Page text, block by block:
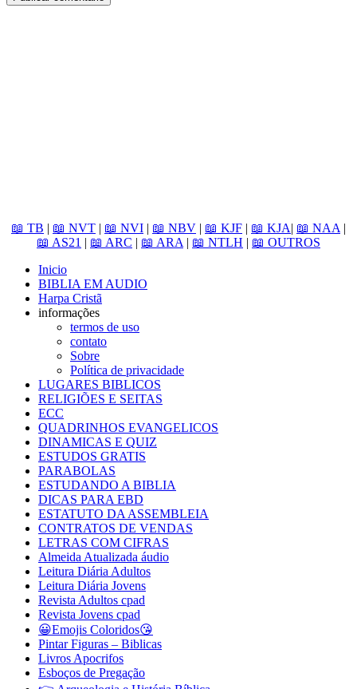
📖 TB | 📖 NVT | 📖 NVI | 📖 NBV | 📖 KJF | 📖 KJA| 📖 NAA |
📖 AS21 | 📖 ARC | 📖 ARA | 📖 NTLH | 📖 OUTROS
Inicio
BIBLIA EM AUDIO
Harpa Cristã
informações
termos de uso
contato
Sobre
Política de privacidade
LUGARES BIBLICOS
RELIGIÕES E SEITAS
ECC
QUADRINHOS EVANGELICOS
DINAMICAS E QUIZ
ESTUDOS GRATIS
PARABOLAS
ESTUDANDO A BIBLIA
DICAS PARA EBD
ESTATUTO DA ASSEMBLEIA
CONTRATOS DE VENDAS
LETRAS COM CIFRAS
Almeida Atualizada áudio
Leitura Diária Adultos
Leitura Diária Jovens
Revista Adultos cpad
Revista Jovens cpad
😀Emojis Coloridos😘
Pintar Figuras – Biblicas
Livros Apocrifos
Esboços de Pregação